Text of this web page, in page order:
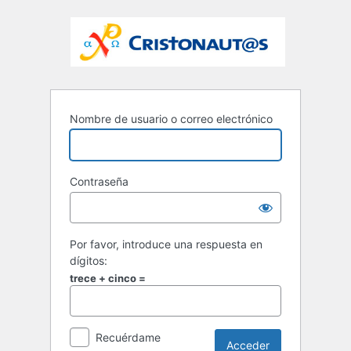
Nombre de usuario o correo electrónico
Contraseña
Por favor, introduce una respuesta en
dígitos:
trece + cinco =
Recuérdame